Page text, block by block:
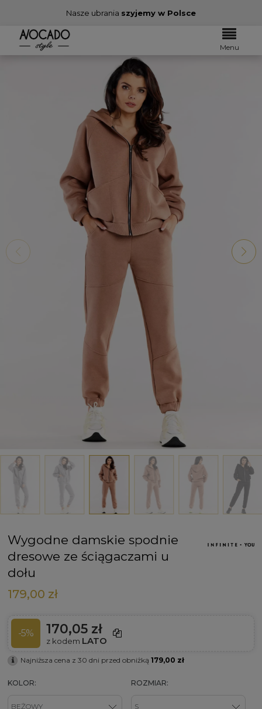
Nasze ubrania szyjemy w Polsce
Menu
Wygodne damskie spodnie
dresowe ze ściągaczami u
dołu
179,00 zł
-5% 170,05 zł
z kodem LATO
Najniższa cena z 30 dni przed obniżką 179,00 zł
KOLOR: ROZMIAR: